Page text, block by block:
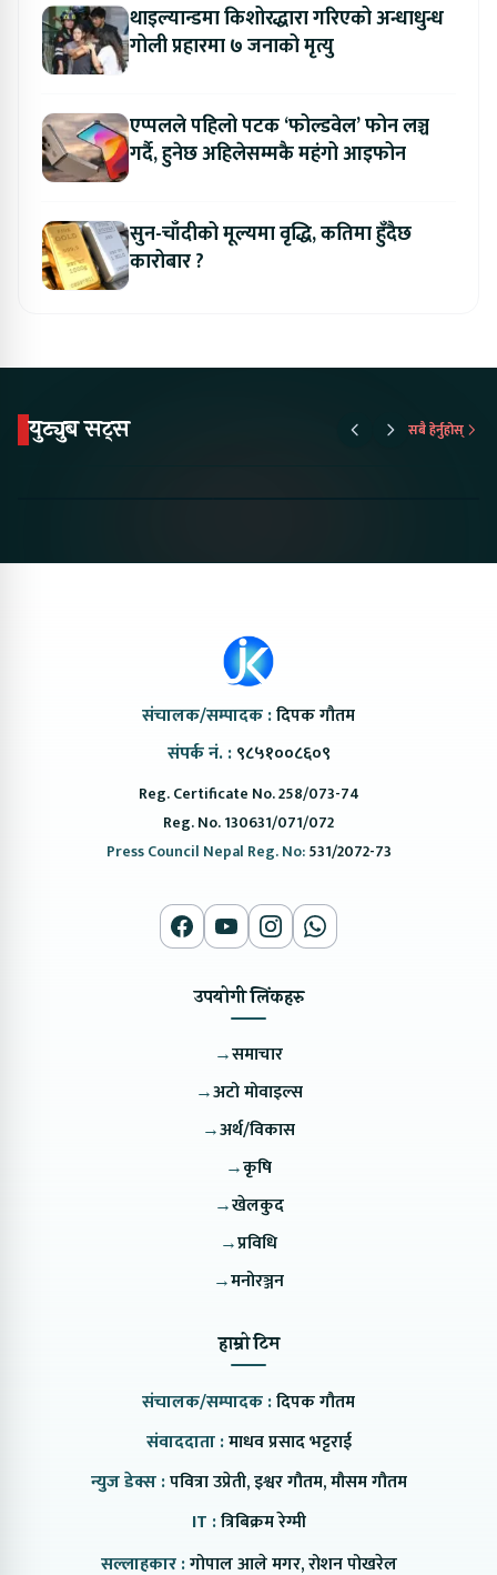
थाइल्यान्डमा किशोरद्धारा गरिएको अन्धाधुन्ध
गोली प्रहारमा ७ जनाको मृत्यु
एप्पलले पहिलो पटक ‘फोल्डवेल’ फोन लञ्च
गर्दै, हुनेछ अहिलेसम्मकै महंगो आइफोन
सुन-चाँदीको मूल्यमा वृद्धि, कतिमा हुँदैछ
कारोबार ?
युट्युब सट्स सबै हेर्नुहोस्
संचालक/सम्पादक :दिपक गौतम
संपर्क नं. : ९८५१००८६०९
Reg. Certificate No. 258/073-74
Reg. No. 130631/071/072
Press Council Nepal Reg. No:531/2072-73
उपयोगी लिंकहरु
→समाचार
→अटो मोवाइल्स
→अर्थ/विकास
→कृषि
→खेलकुद
→प्रविधि
→मनोरञ्जन
हाम्रो टिम
संचालक/सम्पादक :दिपक गौतम
संवाददाता :माधव प्रसाद भट्टराई
न्युज डेक्स :पवित्रा उप्रेती, इश्वर गौतम, मौसम गौतम
IT :त्रिबिक्रम रेग्मी
सल्लाहकार :गोपाल आले मगर, रोशन पोखरेल